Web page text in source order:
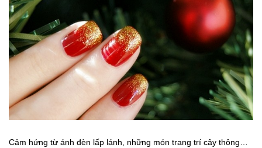
Cảm hứng từ ánh đèn lấp lánh, những món trang trí cây thông…